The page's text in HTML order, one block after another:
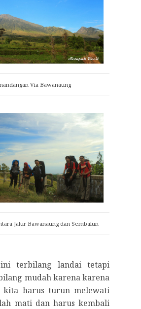
Via Bawanaung
Jalur Bawanaung dan Sembalun
terbilang landai tetapi
mudah karena karena
kita harus turun melewati
mati dan harus kembali